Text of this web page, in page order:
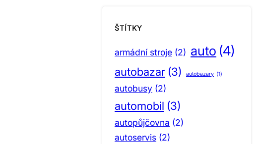
ŠTÍTKY
armádní stroje (2) auto (4)
autobazar (3) autobazary (1)
autobusy (2)
automobil (3)
autopůjčovna (2)
autoservis (2)